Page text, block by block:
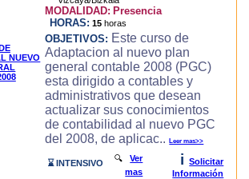
MODALIDAD: Presencia
HORAS: 15 horas
OBJETIVOS: Este curso de
Adaptacion al nuevo plan
general contable 2008 (PGC)
esta dirigido a contables y
administrativos que desean
actualizar sus conocimientos
de contabilidad al nuevo PGC
del 2008, de aplicac..Leer mas>>
⌛ INTENSIVO 🔍Ver
mas
i
Solicitar
Información